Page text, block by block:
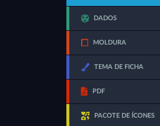
DADOS
MOLDURA
TEMA DE FICHA
PDF
PACOTE DE ÍCONES